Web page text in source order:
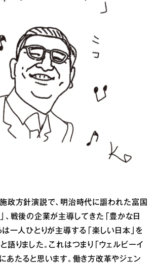
政方針演説で、明治時代に謳われた富国
、戦後の企業が主導してきた「豊かな日
は一人ひとりが主導する「楽しい日本」を
語りました。これはつまり「ウェルビーイ
あたると思います。働き方改革やジェン